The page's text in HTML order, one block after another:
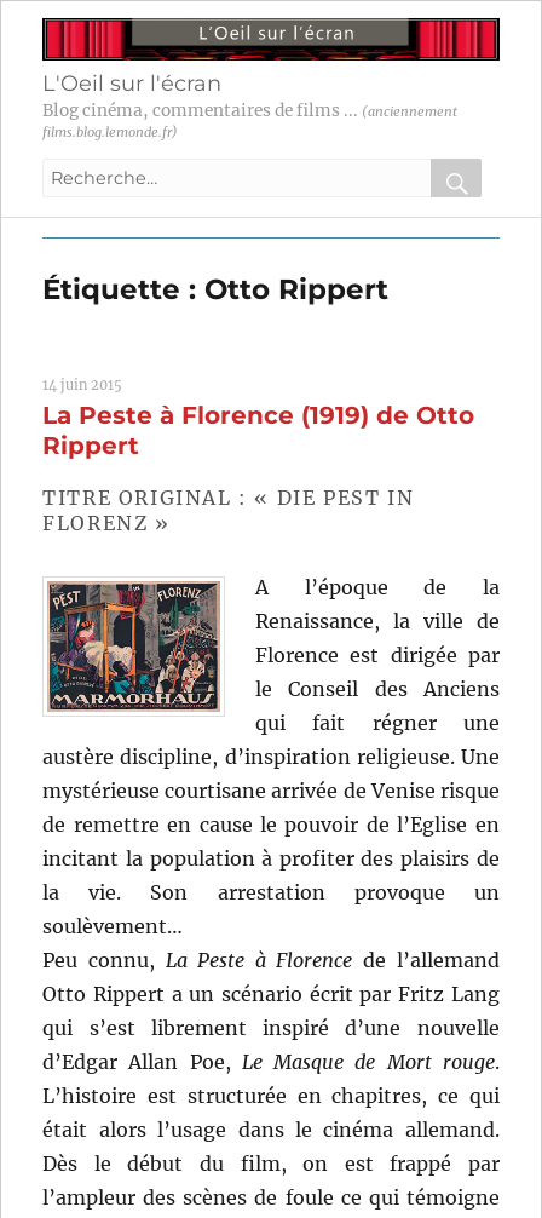
L'Oeil sur l'écran
Blog cinéma, commentaires de films ... (anciennement
films.blog.lemonde.fr)
Recherche
:
OK
Étiquette : Otto Rippert
14 juin 2015
La Peste à Florence (1919) de Otto
Rippert
TITRE ORIGINAL : « DIE PEST IN
FLORENZ »
A l’époque de la
Renaissance, la ville de
Florence est dirigée par
le Conseil des Anciens
qui fait régner une
austère discipline, d’inspiration religieuse. Une
mystérieuse courtisane arrivée de Venise risque
de remettre en cause le pouvoir de l’Eglise en
incitant la population à profiter des plaisirs de
la vie. Son arrestation provoque un
soulèvement…
Peu connu, La Peste à Florence de l’allemand
Otto Rippert a un scénario écrit par Fritz Lang
qui s’est librement inspiré d’une nouvelle
d’Edgar Allan Poe, Le Masque de Mort rouge.
L’histoire est structurée en chapitres, ce qui
était alors l’usage dans le cinéma allemand.
Dès le début du film, on est frappé par
l’ampleur des scènes de foule ce qui témoigne